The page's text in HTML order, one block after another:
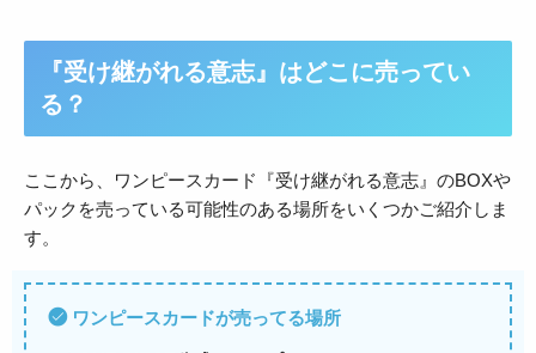
『受け継がれる意志』はどこに売ってい
る？
ここから、ワンピースカード『受け継がれる意志』のBOXや
パックを売っている可能性のある場所をいくつかご紹介しま
す。
ワンピースカードが売ってる場所